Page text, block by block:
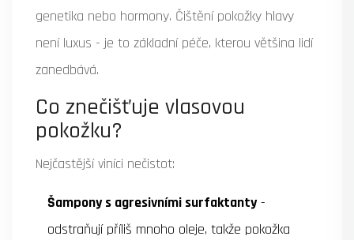
genetika nebo hormony. Čištění pokožky hlavy
není luxus - je to základní péče, kterou většina lidí
zanedbává.
Co znečišťuje vlasovou
pokožku?
Nejčastější viníci nečistot:
Šampony s agresivními surfaktanty-
odstraňují příliš mnoho oleje, takže pokožka